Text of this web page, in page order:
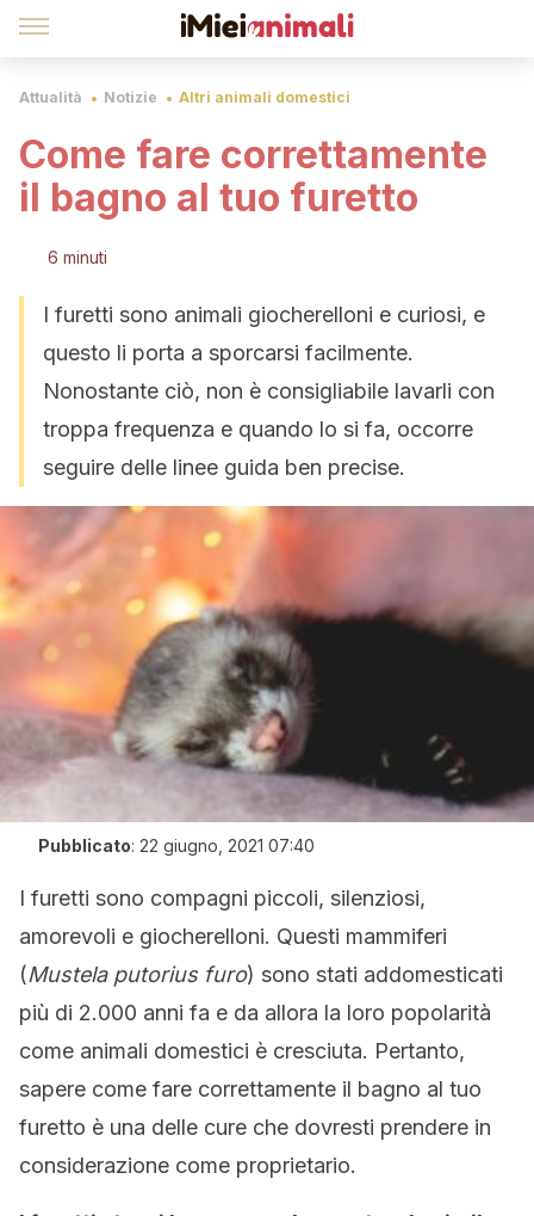
Attualità Notizie Altri animali domestici
Come fare correttamente
il bagno al tuo furetto
6 minuti
I furetti sono animali giocherelloni e curiosi, e
questo li porta a sporcarsi facilmente.
Nonostante ciò, non è consigliabile lavarli con
troppa frequenza e quando lo si fa, occorre
seguire delle linee guida ben precise.
Pubblicato: 22 giugno, 2021 07:40
I furetti sono compagni piccoli, silenziosi,
amorevoli e giocherelloni. Questi mammiferi
(Mustela putorius furo) sono stati addomesticati
più di 2.000 anni fa e da allora la loro popolarità
come animali domestici è cresciuta. Pertanto,
sapere come fare correttamente il bagno al tuo
furetto è una delle cure che dovresti prendere in
considerazione come proprietario.